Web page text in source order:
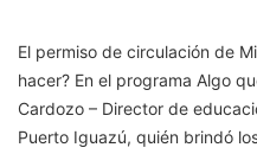
El permiso de circulación de
hacer? En el programa Algo
Cardozo – Director de
Puerto Iguazú, quién brindó